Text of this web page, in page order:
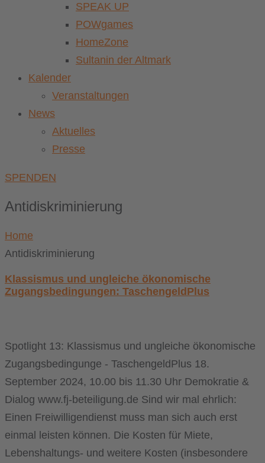
SPEAK UP
POWgames
HomeZone
Sultanin der Altmark
Kalender
Veranstaltungen
News
Aktuelles
Presse
SPENDEN
Antidiskriminierung
Home
Antidiskriminierung
Klassismus und ungleiche ökonomische
Zugangsbedingungen: TaschengeldPlus
Spotlight 13: Klassismus und ungleiche ökonomische
Zugangsbedingunge - TaschengeldPlus 18.
September 2024, 10.00 bis 11.30 Uhr Demokratie &
Dialog www.fj-beteiligung.de Sind wir mal ehrlich:
Einen Freiwilligendienst muss man sich auch erst
einmal leisten können. Die Kosten für Miete,
Lebenshaltungs- und weitere Kosten (insbesondere